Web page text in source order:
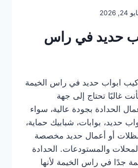
2026
حديد في راس
ابواب حديد في راس الخيمة
فأنت غالبًا تحتاج إلى جهة
الحدادة بجودة عالية، سواء
حديد، بوابات، شبابيك حماية،
مظلات أو أعمال حديد مخصصة
والمستودعات. الحدادة
جدًا في راس الخيمة لأنها